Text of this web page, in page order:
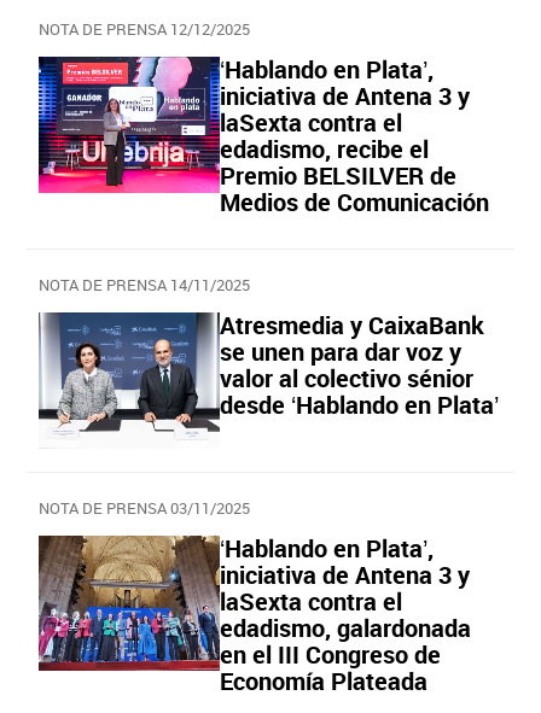
NOTA DE PRENSA 12/12/2025
‘Hablando en Plata’,
iniciativa de Antena 3 y
laSexta contra el
edadismo, recibe el
Premio BELSILVER de
Medios de Comunicación
NOTA DE PRENSA 14/11/2025
Atresmedia y CaixaBank
se unen para dar voz y
valor al colectivo sénior
desde ‘Hablando en Plata’
NOTA DE PRENSA 03/11/2025
‘Hablando en Plata’,
iniciativa de Antena 3 y
laSexta contra el
edadismo, galardonada
en el III Congreso de
Economía Plateada